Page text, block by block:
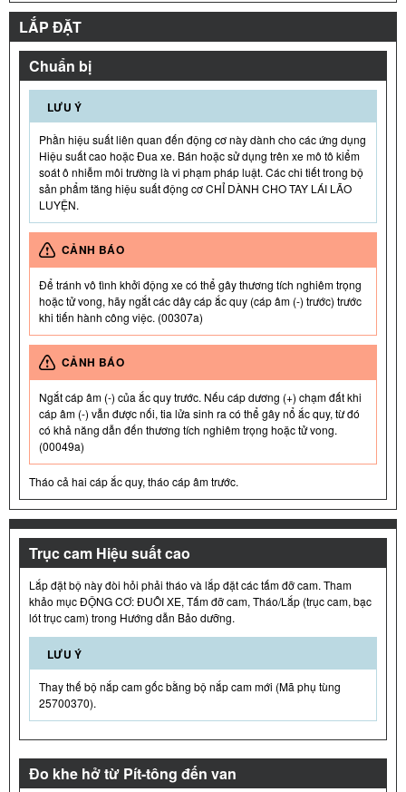
LẮP ĐẶT
Chuẩn bị
LƯU Ý
Phần hiệu suất liên quan đến động cơ này dành cho các ứng dụng
Hiệu suất cao hoặc Đua xe. Bán hoặc sử dụng trên xe mô tô kiểm
soát ô nhiễm môi trường là vi phạm pháp luật. Các chi tiết trong bộ
sản phẩm tăng hiệu suất động cơ CHỈ DÀNH CHO TAY LÁI LÃO
LUYỆN.
CẢNH BÁO
Để tránh vô tình khởi động xe có thể gây thương tích nghiêm trọng
hoặc tử vong, hãy ngắt các dây cáp ắc quy (cáp âm (-) trước) trước
khi tiến hành công việc. (00307a)
CẢNH BÁO
Ngắt cáp âm (-) của ắc quy trước. Nếu cáp dương (+) chạm đất khi
cáp âm (-) vẫn được nối, tia lửa sinh ra có thể gây nổ ắc quy, từ đó
có khả năng dẫn đến thương tích nghiêm trọng hoặc tử vong.
(00049a)
Tháo cả hai cáp ắc quy, tháo cáp âm trước.
Trục cam Hiệu suất cao
Lắp đặt bộ này đòi hỏi phải tháo và lắp đặt các tấm đỡ cam. Tham
khảo mục ĐỘNG CƠ: ĐUÔI XE, Tấm đỡ cam, Tháo/Lắp (trục cam, bạc
lót trục cam) trong Hướng dẫn Bảo dưỡng.
LƯU Ý
Thay thế bộ nắp cam gốc bằng bộ nắp cam mới (Mã phụ tùng
25700370).
Đo khe hở từ Pít-tông đến van